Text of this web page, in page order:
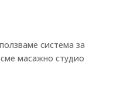
система за
масажно студио